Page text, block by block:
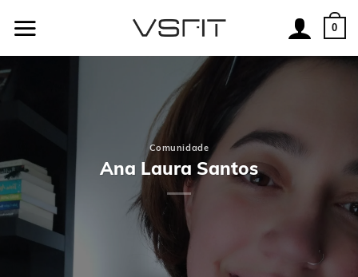
0
Comunidade
Ana Laura Santos